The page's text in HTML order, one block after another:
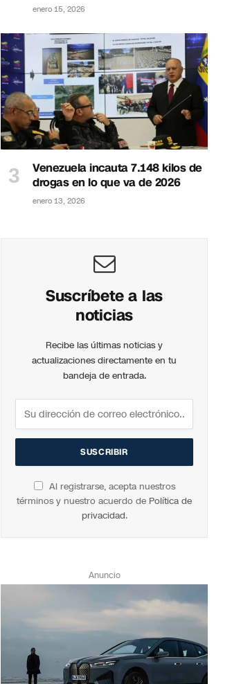
enero 15, 2026
Venezuela incauta 7.148 kilos de
drogas en lo que va de 2026
enero 13, 2026
Suscríbete a las
noticias
Recibe las últimas noticias y
actualizaciones directamente en tu
bandeja de entrada.
Al registrarse, acepta nuestros
términos y nuestro acuerdo de Política de
privacidad.
Anuncio